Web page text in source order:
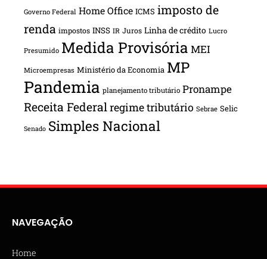
Governo Federal Home Office ICMS imposto de
renda impostos INSS IR Juros Linha de crédito Lucro
Presumido Medida Provisória MEI
Microempresas Ministério da Economia MP
Pandemia planejamento tributário Pronampe
Receita Federalregime tributário Sebrae Selic
Senado Simples Nacional
NAVEGAÇÃO
Home